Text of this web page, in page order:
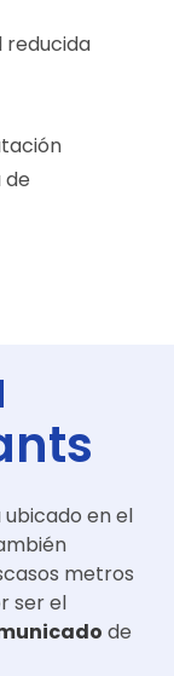
reducida
en el
metros
ser el
de